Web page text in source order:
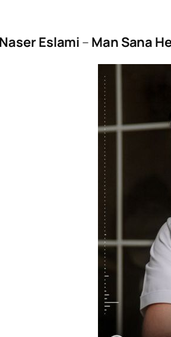
Naser Eslami – Man Sana